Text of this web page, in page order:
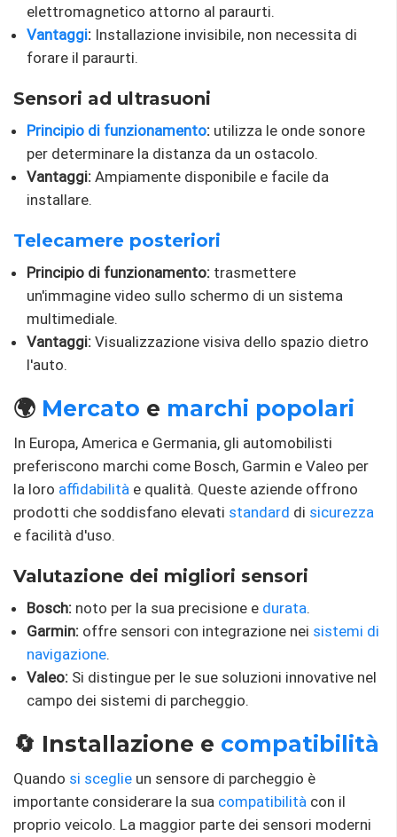
elettromagnetico attorno al paraurti.
Vantaggi: Installazione invisibile, non necessita di
forare il paraurti.
Sensori ad ultrasuoni
Principio di funzionamento: utilizza le onde sonore
per determinare la distanza da un ostacolo.
Vantaggi: Ampiamente disponibile e facile da
installare.
Telecamere posteriori
Principio di funzionamento: trasmettere
un'immagine video sullo schermo di un sistema
multimediale.
Vantaggi: Visualizzazione visiva dello spazio dietro
l'auto.
🌍 Mercato e marchi popolari
In Europa, America e Germania, gli automobilisti
preferiscono marchi come Bosch, Garmin e Valeo per
la loro affidabilità e qualità. Queste aziende offrono
prodotti che soddisfano elevati standard di sicurezza
e facilità d'uso.
Valutazione dei migliori sensori
Bosch: noto per la sua precisione e durata.
Garmin: offre sensori con integrazione nei sistemi di
navigazione.
Valeo: Si distingue per le sue soluzioni innovative nel
campo dei sistemi di parcheggio.
🔄 Installazione e compatibilità
Quando si sceglie un sensore di parcheggio è
importante considerare la sua compatibilità con il
proprio veicolo. La maggior parte dei sensori moderni